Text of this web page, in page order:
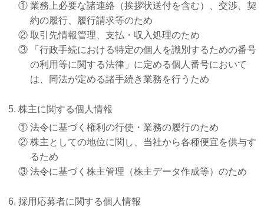
① 業務上必要な諸連絡（挨拶状送付を含む）、交渉、契
約の履行、履行請求等のため
② 取引先情報管理、支払・収入処理のため
③
「行政手続における特定の個人を識別するための番号
の利用等に関する法律」に定める個人番号において
は、同法が定める諸手続き業務を行うため
株主に関する個人情報
① 法令に基づく権利の行使・業務の履行のため
② 株主としての地位に関し、当社から各種便宜を供与す
るため
③ 法令に基づく株主管理（株主データ作成等）のため
採用応募者に関する個人情報